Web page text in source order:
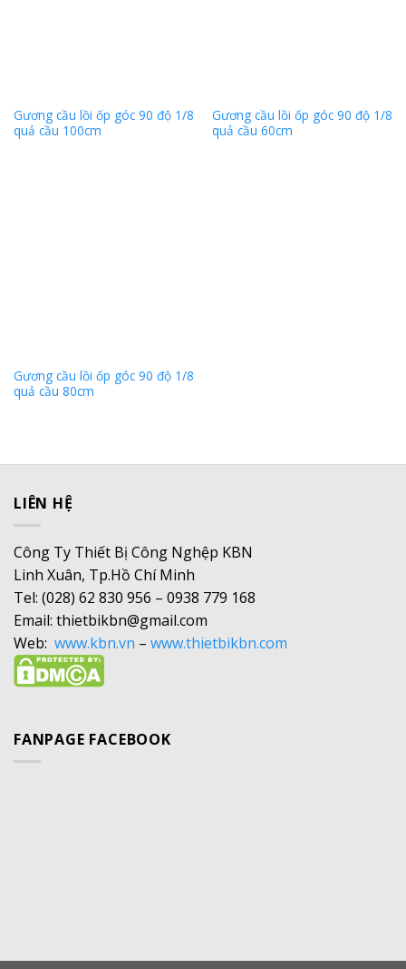
Gương cầu lồi ốp góc 90 độ 1/8
quả cầu 100cm
Gương cầu lồi ốp góc 90 độ 1/8
quả cầu 60cm
Gương cầu lồi ốp góc 90 độ 1/8
quả cầu 80cm
LIÊN HỆ
Công Ty Thiết Bị Công Nghệp KBN
Linh Xuân, Tp.Hồ Chí Minh
Tel: (028) 62 830 956 – 0938 779 168
Email: thietbikbn@gmail.com
Web: www.kbn.vn – www.thietbikbn.com
FANPAGE FACEBOOK